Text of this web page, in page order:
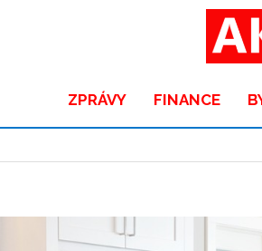
ZPRÁVY FINANCE